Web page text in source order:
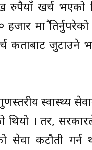
रुपैयाँ खर्च भएको
मात्रै
कताबाट जुटाउने
गुणस्तरीय स्वास्थ्य
थियो । तर,
सेवा कटौती